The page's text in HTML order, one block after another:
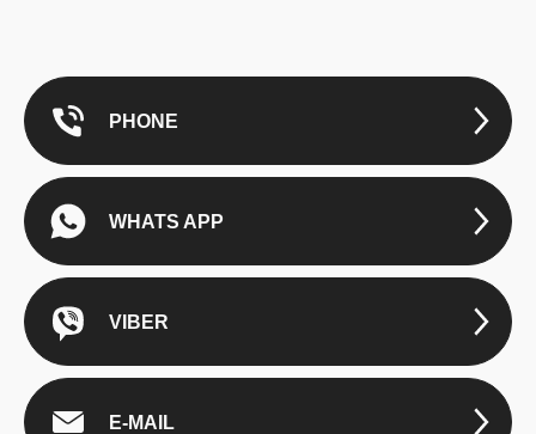
PHONE
WHATS APP
VIBER
E-MAIL